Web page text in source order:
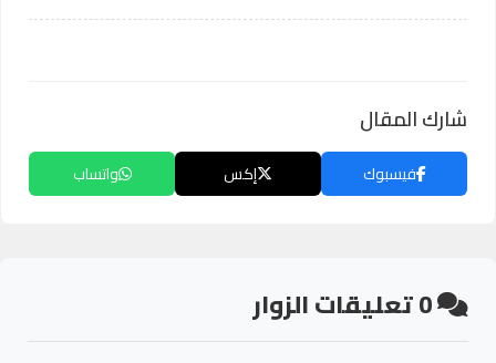
شارك المقال
فيسبوك إكس واتساب
0تعليقات الزوار